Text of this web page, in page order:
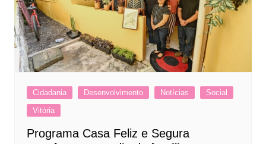
Cidadania Desenvolvimento Notícias
Social
Vitória
Programa Casa Feliz e Segura